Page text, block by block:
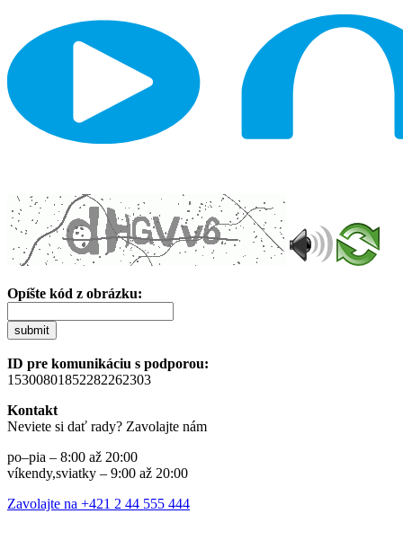
Opíšte kód z obrázku:
submit
ID pre komunikáciu s podporou:
15300801852282262303
Kontakt
Neviete si dať rady? Zavolajte nám
po–pia – 8:00 až 20:00
víkendy,sviatky – 9:00 až 20:00
Zavolajte na +421 2 44 555 444